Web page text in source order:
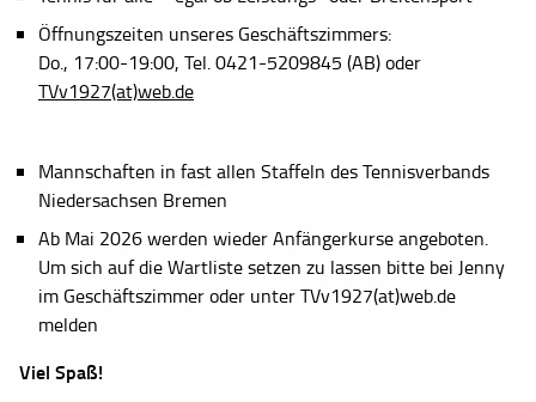
Öffnungszeiten unseres Geschäftszimmers:
Do., 17:00-19:00, Tel. 0421-5209845 (AB) oder
TVv1927(at)web.de
Mannschaften in fast allen Staffeln des Tennisverbands
Niedersachsen Bremen
Ab Mai 2026 werden wieder Anfängerkurse angeboten.
Um sich auf die Wartliste setzen zu lassen bitte bei Jenny
im Geschäftszimmer oder unter TVv1927(at)web.de
melden
Viel Spaß!